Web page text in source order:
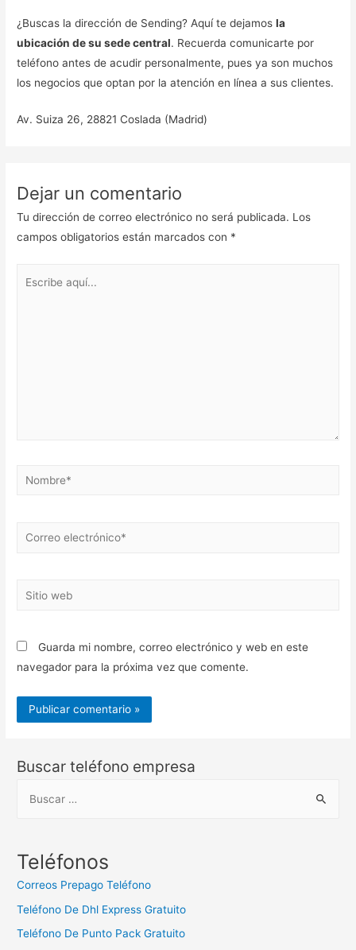
¿Buscas la dirección de Sending? Aquí te dejamosla
ubicación de su sede central. Recuerda comunicarte por
teléfono antes de acudir personalmente, pues ya son muchos
los negocios que optan por la atención en línea a sus clientes.
Av. Suiza 26, 28821 Coslada (Madrid)
Dejar un comentario
Tu dirección de correo electrónico no será publicada. Los
campos obligatorios están marcados con *
Nombre*
Correo
Sitio
Guarda mi nombre, correo electrónico y web en este
navegador para la próxima vez que comente.
Buscar teléfono empresa
c
:
Teléfonos
Correos Prepago Teléfono
Teléfono De Dhl Express Gratuito
Teléfono De Punto Pack Gratuito